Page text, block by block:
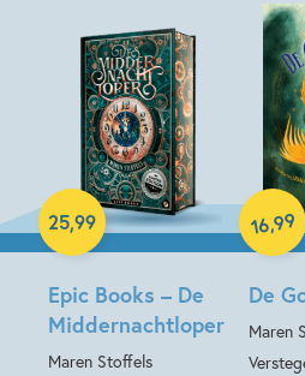
Epic Books – De
Middernachtloper
Maren Stoffels
25,99
Hardcover
De
Maren
16,99